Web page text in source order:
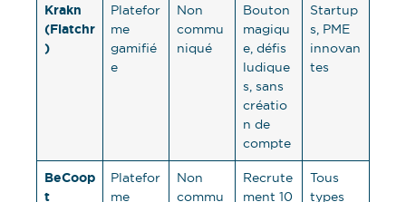
Krakn
(Flatchr
)
Platefor
me
gamifié
e
Non
commu
niqué
Bouton
magiqu
e, défis
ludique
s, sans
créatio
n de
compte
Startup
s, PME
innovan
tes
BeCoop
t
Platefor
me
Non
commu
Recrute
ment 10
Tous
types